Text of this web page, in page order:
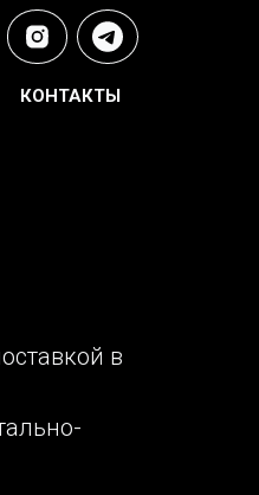
КОНТАКТЫ
в